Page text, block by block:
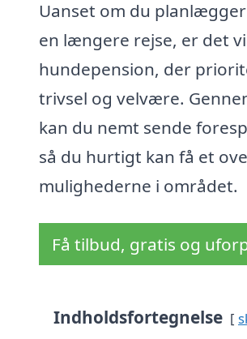
Uanset om du
en længere rejse, er det
hundepension, der
trivsel og velvære.
kan du nemt sende
så du hurtigt kan få et
mulighederne i området.
Få tilbud, gratis og
Indholdsfortegnelse